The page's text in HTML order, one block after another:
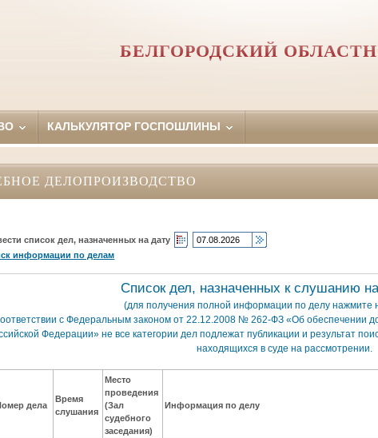
БЕЛГОРОДСКИЙ
КАЛЬКУЛЯТОР ГОСПОШЛИНЫ
ДЕЛОПРОИЗВОДСТВО
список дел, назначенных на дату
информации по делам
Список дел, назначенных к слушанию
(для получения полной информации по делу нажмите
с Федеральным законом от 22.12.2008 № 262-ФЗ «Об обеспечении
Федерации» не все категории дел подлежат публикации и результат
находящихся в суде на рассмотрении.
дела
Время
слушания
Место
проведения
(Зал
судебного
заседания)
Информация по делу